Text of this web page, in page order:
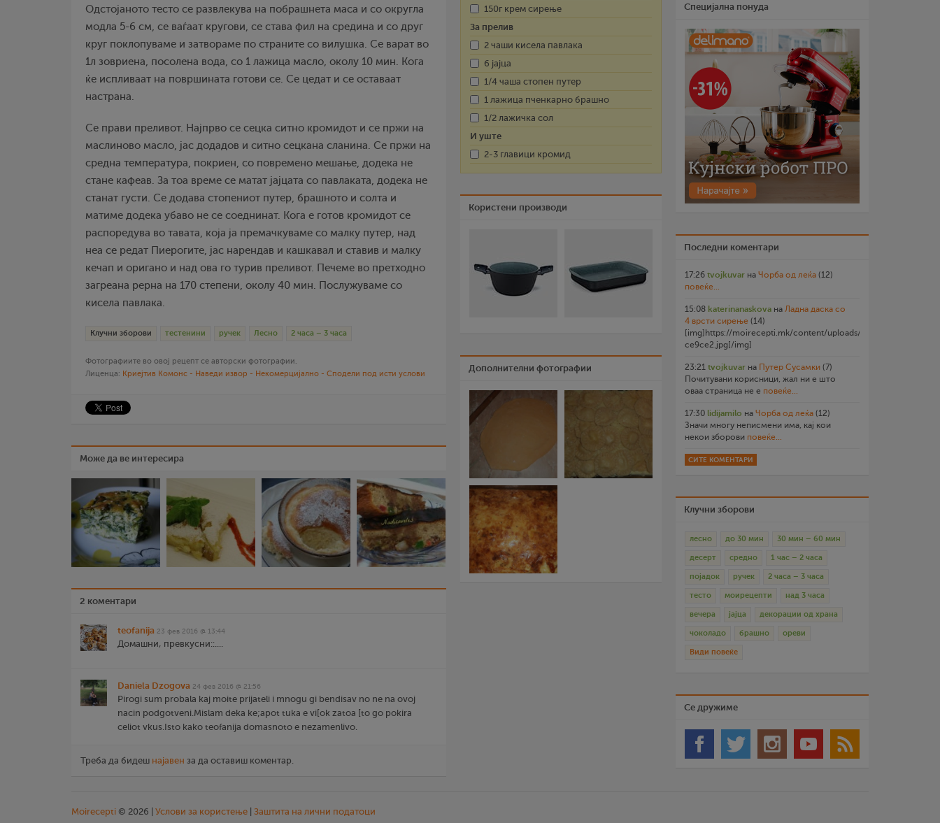
Одстојаното тесто се развлекува на побрашнета маса и со округла
модла 5-6 см, се ваѓаат кругови, се става фил на средина и со друг
круг поклопуваме и затвораме по страните со вилушка. Се варат во
1л зовриена, посолена вода, со 1 лажица масло, околу 10 мин. Кога
ќе испливаат на површината готови се. Се цедат и се оставаат
настрана.
Се прави преливот. Најпрво се сецка ситно кромидот и се пржи на
маслиново масло, јас додадов и ситно сецкана сланина. Се пржи на
средна температура, покриен, со повремено мешање, додека не
стане кафеав. За тоа време се матат јајцата со павлаката, додека не
станат густи. Се додава стопениот путер, брашното и солта и
матиме додека убаво не се соеднинат. Кога е готов кромидот се
распоредува во тавата, која ја премачкуваме со малку путер, над
неа се редат Пиерогите, јас нарендав и кашкавал и ставив и малку
кечап и оригано и над ова го турив преливот. Печеме во претходно
загреана рерна на 170 степени, околу 40 мин. Послужуваме со
кисела павлака.
Клучни зборови тестенини ручек Лесно 2 часа – 3 часа
Фотографиите во овој рецепт се авторски фотографии.
Лиценца: Криејтив Комонс - Наведи извор - Некомерцијално - Сподели под исти услови
Може да ве интересира
2 коментари
teofanija 23 фев 2016 @ 13:44
Домашни, превкусни::....
Daniela Dzogova 24 фев 2016 @ 21:56
Pirogi sum probala kaj moite prijateli i mnogu gi bendisav no ne na ovoj
nacin podgotveni.Mislam deka ke;apot tuka e vi[ok zatoa [to go pokira
celiot vkus.Isto kako teofanija domasnoto e nezamenlivo.
Треба да бидеш најавен за да оставиш коментар.
150г крем сирење
За прелив
2 чаши кисела павлака
6 јајца
1/4 чаша стопен путер
1 лажица пченкарно брашно
1/2 лажичка сол
И уште
2-3 главици кромид
Користени производи
Дополнителни фотографии
Специјална понуда
Последни коментари
17:26 tvojkuvar на Чорба од леќа (12)
повеќе...
15:08 katerinanaskova на Ладна даска со
4 врсти сирење (14)
[img]https://moirecepti.mk/content/uploads/2026/07/
ce9ce2.jpg[/img]
23:21 tvojkuvar на Путер Сусамки (7)
Почитувани корисници, жал ни е што
оваа страница не е повеќе...
17:30 lidijamilo на Чорба од леќа (12)
Значи многу неписмени има, кај кои
некои зборови повеќе...
СИТЕ КОМЕНТАРИ
Клучни зборови
лесно до 30 мин 30 мин – 60 мин
десерт средно 1 час – 2 часа
појадок ручек 2 часа – 3 часа
тесто моирецепти над 3 часа
вечера јајца декорации од храна
чоколадо брашно ореви
Види повеќе
Се дружиме
Moirecepti © 2026 | Услови за користење Заштита на лични податоци